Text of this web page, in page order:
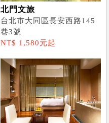
北門文旅
台北市大同區長安西路145
巷3號
NT$ 1,580元起